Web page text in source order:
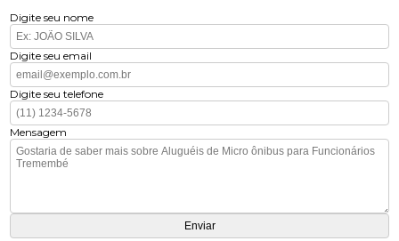
Digite seu nome
Digite seu email
Digite seu telefone
Mensagem